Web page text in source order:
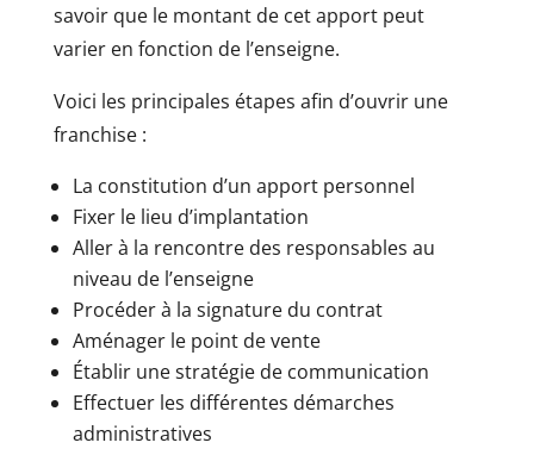
savoir que le montant de cet apport peut
varier en fonction de l’enseigne.
Voici les principales étapes afin d’ouvrir une
franchise :
La constitution d’un apport personnel
Fixer le lieu d’implantation
Aller à la rencontre des responsables au
niveau de l’enseigne
Procéder à la signature du contrat
Aménager le point de vente
Établir une stratégie de communication
Effectuer les différentes démarches
administratives